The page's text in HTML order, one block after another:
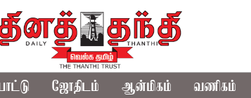
ஜோதிடம் ஆன்மிகம் வணிகம்